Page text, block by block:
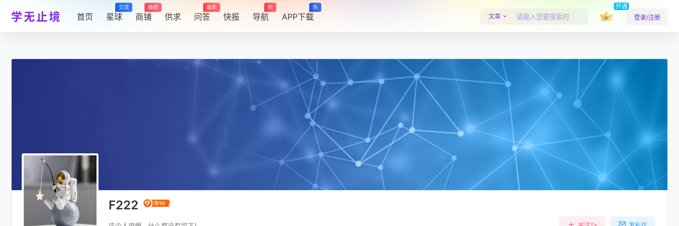
学无止境 首页 星球
交流
商铺
抽奖
供求 问答
最新
快报 导航
新
APP下载
热
文章
开通
登录/注册
F222